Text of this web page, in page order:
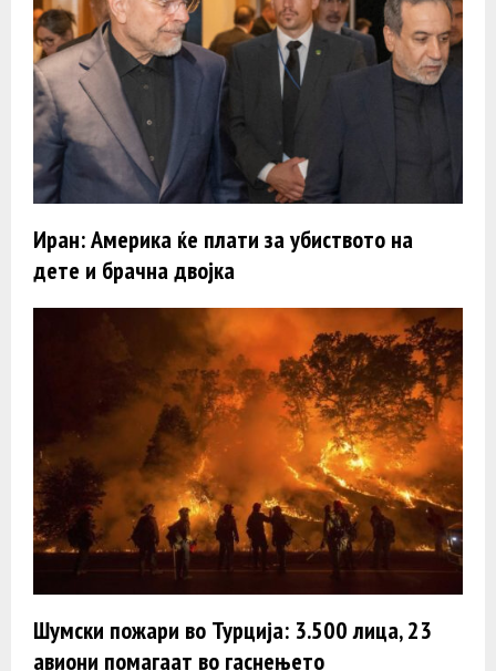
Иран: Америка ќе плати за убиството на
дете и брачна двојка
Шумски пожари во Турција: 3.500 лица, 23
авиони помагаат во гаснењето